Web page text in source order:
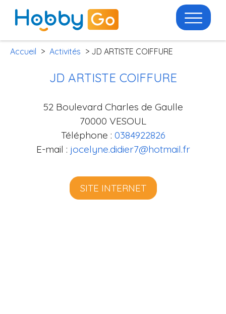
Accueil > Activités > JD ARTISTE COIFFURE
JD ARTISTE COIFFURE
52 Boulevard Charles de Gaulle
70000 VESOUL
Téléphone : 0384922826
E-mail : jocelyne.didier7@hotmail.fr
SITE INTERNET